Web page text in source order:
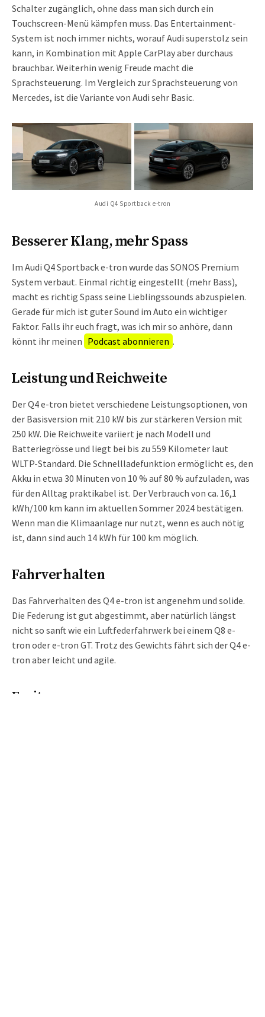
Schalter zugänglich, ohne dass man sich durch ein
Touchscreen-Menü kämpfen muss. Das Entertainment-
System ist noch immer nichts, worauf Audi superstolz sein
kann, in Kombination mit Apple CarPlay aber durchaus
brauchbar. Weiterhin wenig Freude macht die
Sprachsteuerung. Im Vergleich zur Sprachsteuerung von
Mercedes, ist die Variante von Audi sehr Basic.
Audi Q4 Sportback e-tron
Besserer Klang, mehr Spass
Im Audi Q4 Sportback e-tron wurde das SONOS Premium
System verbaut. Einmal richtig eingestellt (mehr Bass),
macht es richtig Spass seine Lieblingssounds abzuspielen.
Gerade für mich ist guter Sound im Auto ein wichtiger
Faktor. Falls ihr euch fragt, was ich mir so anhöre, dann
könnt ihr meinen Podcast abonnieren .
Leistung und Reichweite
Der Q4 e-tron bietet verschiedene Leistungsoptionen, von
der Basisversion mit 210 kW bis zur stärkeren Version mit
250 kW. Die Reichweite variiert je nach Modell und
Batteriegrösse und liegt bei bis zu 559 Kilometer laut
WLTP-Standard. Die Schnellladefunktion ermöglicht es, den
Akku in etwa 30 Minuten von 10 % auf 80 % aufzuladen, was
für den Alltag praktikabel ist. Der Verbrauch von ca. 16,1
kWh/100 km kann im aktuellen Sommer 2024 bestätigen.
Wenn man die Klimaanlage nur nutzt, wenn es auch nötig
ist, dann sind auch 14 kWh für 100 km möglich.
Fahrverhalten
Das Fahrverhalten des Q4 e-tron ist angenehm und solide.
Die Federung ist gut abgestimmt, aber natürlich längst
nicht so sanft wie ein Luftfederfahrwerk bei einem Q8 e-
tron oder e-tron GT. Trotz des Gewichts fährt sich der Q4 e-
tron aber leicht und agile.
Fazit